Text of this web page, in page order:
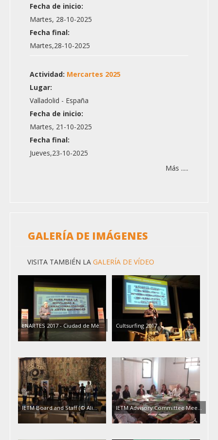
Fecha de inicio:
Martes, 28-10-2025
Fecha final:
Martes,28-10-2025
Actividad: Mercartes 2025
Lugar:
Valladolid - España
Fecha de inicio:
Martes, 21-10-2025
Fecha final:
Jueves,23-10-2025
Más .....
GALERÍA DE IMÁGENES
VISITA TAMBIÉN LA GALERÍA DE VÍDEO
ENARTES 2017 - Ciudad de Mé... Cultsurfing 2017
IETM Board and Staff (© Ali... IETM Advisory Committee Mee...